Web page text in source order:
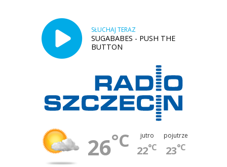
SŁUCHAJ TERAZ
SUGABABES - PUSH THE
BUTTON
26°C jutro
22°C
pojutrze
23°C